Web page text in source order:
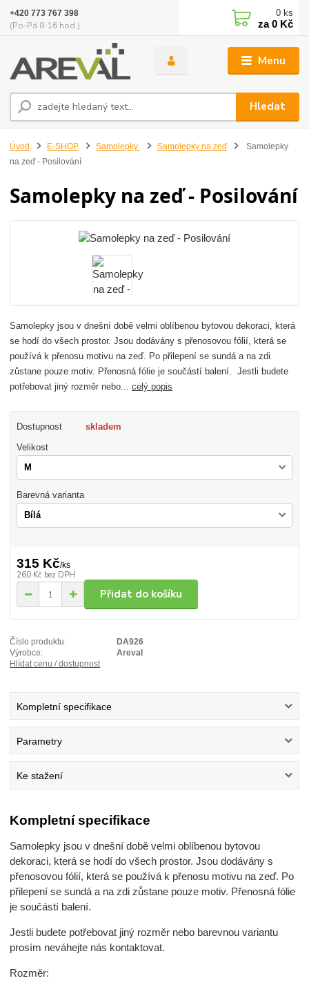
Menu
Hledat
+420 773 767 398
(Po-Pá 8-16 hod.)
0 ks
za0 Kč
Úvod E-SHOP Samolepky Samolepky na zeď
Samolepky
na zeď - Posilování
Samolepky na zeď - Posilování
Samolepky jsou v dnešní době velmi oblíbenou bytovou dekoraci, která
se hodí do všech prostor. Jsou dodávány s přenosovou fólií, která se
používá k přenosu motivu na zeď. Po přilepení se sundá a na zdi
zůstane pouze motiv. Přenosná fólie je součástí balení. Jestli budete
potřebovat jiný rozměr nebo...celý popis
Dostupnost skladem
Velikost
Barevná varianta
315 Kč/ks
260 Kč bez DPH
Přidat do košíku
Číslo produktu:
DA926
Výrobce:
Areval
Hlídat cenu / dostupnost
Kompletní specifikace
Parametry
Ke stažení
Kompletní specifikace
Samolepky jsou v dnešní době velmi oblíbenou bytovou
dekoraci, která se hodí do všech prostor. Jsou dodávány s
přenosovou fólií, která se používá k přenosu motivu na zeď. Po
přilepení se sundá a na zdi zůstane pouze motiv. Přenosná fólie
je součástí balení.
Jestli budete potřebovat jiný rozměr nebo barevnou variantu
prosím neváhejte nás kontaktovat.
Rozměr: